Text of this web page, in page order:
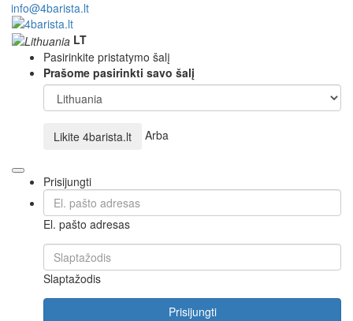
info@4barista.lt
LT
Pasirinkite pristatymo šalį
Prašome pasirinkti savo šalį
Likite 4barista.lt Arba
Prisijungti
El. pašto adresas
Slaptažodis
Prisijungti